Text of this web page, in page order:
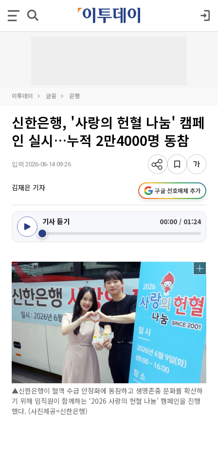
이투데이 금융 은행
신한은행, '사랑의 헌혈 나눔' 캠페
인 실시…누적 2만4000명 동참
입력 2026-06-14 09:26
김재은 기자 구글 선호매체 추가
기사 듣기 00:00 / 01:24
▲신한은행이 혈액 수급 안정화에 동참하고 생명존중 문화를 확산하
기 위해 임직원이 함께하는 ‘2026 사랑의 헌혈 나눔’ 캠페인을 진행
했다. (사진제공=신한은행)